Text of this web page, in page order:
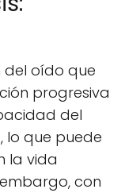
del oído que
progresiva
del
lo que puede
la vida
con